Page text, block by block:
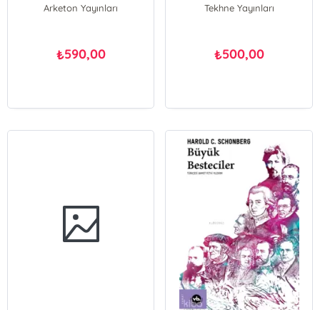
Alois Riegl
Arketon Yayınları
₺590,00
Tekhne Yayınları
₺500,00